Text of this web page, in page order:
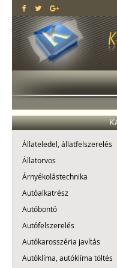
Állateledel, állatfelszerelés
Állatorvos
Árnyékolástechnika
Autóalkatrész
Autóbontó
Autófelszerelés
Autókarosszéria javítás
Autóklíma, autóklíma töltés